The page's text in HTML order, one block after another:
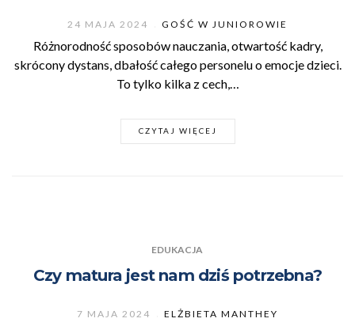
24 MAJA 2024 GOŚĆ W JUNIOROWIE
Różnorodność sposobów nauczania, otwartość kadry,
skrócony dystans, dbałość całego personelu o emocje dzieci.
To tylko kilka z cech,…
CZYTAJ WIĘCEJ
EDUKACJA
Czy matura jest nam dziś potrzebna?
7 MAJA 2024 ELŻBIETA MANTHEY